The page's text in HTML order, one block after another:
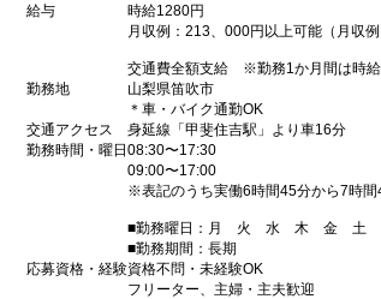
給与
時給1280円
月収例：213、000円以上可能（月収
交通費全額支給 ※勤務1か月間は時給
勤務地
山梨県笛吹市
＊車・バイク通勤OK
交通アクセス
身延線「甲斐住吉駅」より車16分
勤務時間・曜日 08:30〜17:30
09:00〜17:00
※表記のうち実働6時間45分から7時間
■勤務曜日：月 火 水 木 金 土
■勤務期間：長期
応募資格・経験資格不問・未経験OK
フリーター、主婦・主夫歓迎